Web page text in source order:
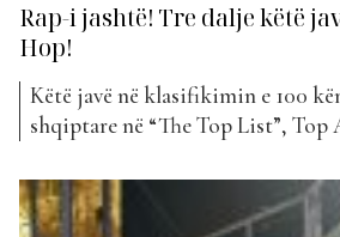
Rap-i jashtë! Tre dalje këtë
Hop!
Këtë javë në klasifikimin e 100
shqiptare në “The Top List”, Top
edhe tre këngë fatkeqësisht kanë
klasifikimi. Por cilat ishin ato?